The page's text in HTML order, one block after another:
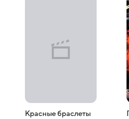
Красные браслеты